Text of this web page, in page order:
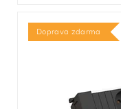
Doprava zdarma